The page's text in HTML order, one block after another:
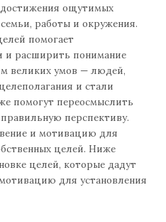
ощутимых
работы и окружения.
помогает
и расширить понимание
великих умов — людей,
и стали
помогут переосмыслить
перспективу.
и мотивацию для
целей. Ниже
целей, которые дадут
для установления